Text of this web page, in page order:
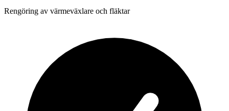
Rengöring av värmeväxlare och fläktar